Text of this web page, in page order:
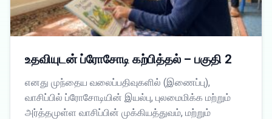
உதவியுடன் ப்ரோசோடி கற்பித்தல் – பகுதி 2
எனது முந்தைய வலைப்பதிவுகளில் (இணைப்பு),
வாசிப்பில் ப்ரோசோடியின் இயல்பு, புலமைமிக்க மற்றும்
அர்த்தமுள்ள வாசிப்பின் முக்கியத்துவம், மற்றும்